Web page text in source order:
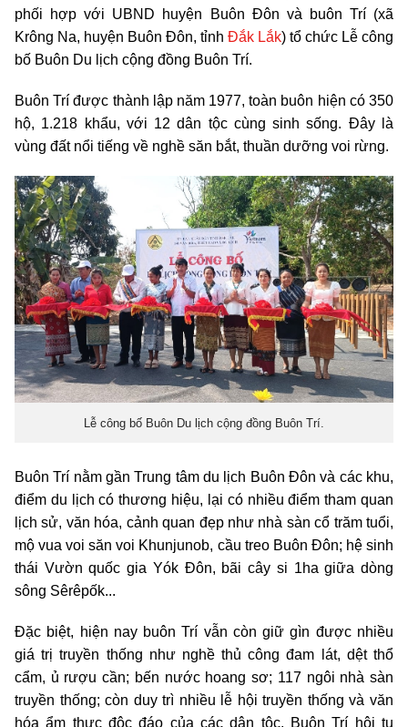
phối hợp với UBND huyện Buôn Đôn và buôn Trí (xã
Krông Na, huyện Buôn Đôn, tỉnh Đắk Lắk) tổ chức Lễ công
bố Buôn Du lịch cộng đồng Buôn Trí.
Buôn Trí được thành lập năm 1977, toàn buôn hiện có 350
hộ, 1.218 khẩu, với 12 dân tộc cùng sinh sống. Đây là
vùng đất nổi tiếng về nghề săn bắt, thuần dưỡng voi rừng.
Lễ công bố Buôn Du lịch cộng đồng Buôn Trí.
Buôn Trí nằm gần Trung tâm du lịch Buôn Đôn và các khu,
điểm du lịch có thương hiệu, lại có nhiều điểm tham quan
lịch sử, văn hóa, cảnh quan đẹp như nhà sàn cổ trăm tuổi,
mộ vua voi săn voi Khunjunob, cầu treo Buôn Đôn; hệ sinh
thái Vườn quốc gia Yók Đôn, bãi cây si 1ha giữa dòng
sông Sêrêpốk...
Đặc biệt, hiện nay buôn Trí vẫn còn giữ gìn được nhiều
giá trị truyền thống như nghề thủ công đam lát, dệt thổ
cẩm, ủ rượu cần; bến nước hoang sơ; 117 ngôi nhà sàn
truyền thống; còn duy trì nhiều lễ hội truyền thống và văn
hóa ẩm thực độc đáo của các dân tộc. Buôn Trí hội tụ